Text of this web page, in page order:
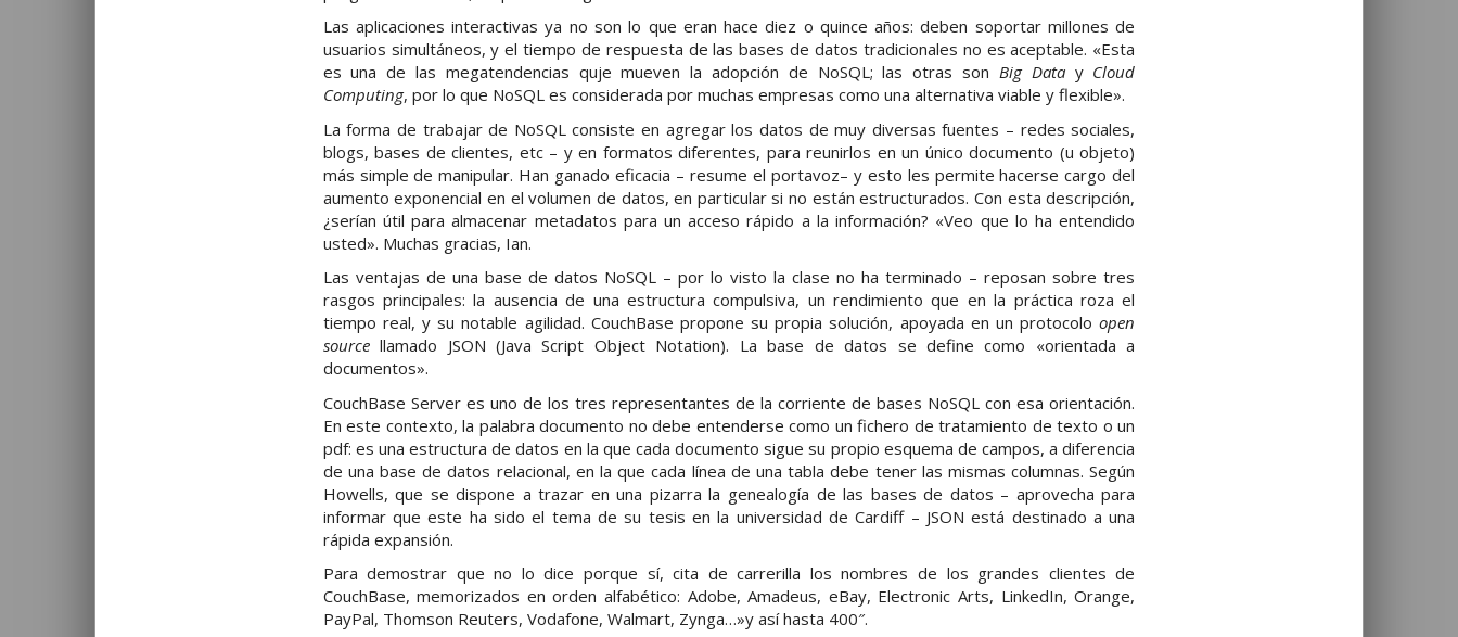
Las aplicaciones interactivas ya no son lo que eran hace diez o quince años: deben soportar millones de
usuarios simultáneos, y el tiempo de respuesta de las bases de datos tradicionales no es aceptable. «Esta
es una de las megatendencias quje mueven la adopción de NoSQL; las otras son Big Datay Cloud
Computing, por lo que NoSQL es considerada por muchas empresas como una alternativa viable y flexible».
La forma de trabajar de NoSQL consiste en agregar los datos de muy diversas fuentes – redes sociales,
blogs, bases de clientes, etc – y en formatos diferentes, para reunirlos en un único documento (u objeto)
más simple de manipular. Han ganado eficacia – resume el portavoz– y esto les permite hacerse cargo del
aumento exponencial en el volumen de datos, en particular si no están estructurados. Con esta descripción,
¿serían útil para almacenar metadatos para un acceso rápido a la información? «Veo que lo ha entendido
usted». Muchas gracias, Ian.
Las ventajas de una base de datos NoSQL – por lo visto la clase no ha terminado – reposan sobre tres
rasgos principales: la ausencia de una estructura compulsiva, un rendimiento que en la práctica roza el
tiempo real, y su notable agilidad. CouchBase propone su propia solución, apoyada en un protocoloopen
sourcellamado JSON (Java Script Object Notation). La base de datos se define como «orientada a
documentos».
CouchBase Server es uno de los tres representantes de la corriente de bases NoSQL con esa orientación.
En este contexto, la palabra documento no debe entenderse como un fichero de tratamiento de texto o un
pdf: es una estructura de datos en la que cada documento sigue su propio esquema de campos, a diferencia
de una base de datos relacional, en la que cada línea de una tabla debe tener las mismas columnas. Según
Howells, que se dispone a trazar en una pizarra la genealogía de las bases de datos – aprovecha para
informar que este ha sido el tema de su tesis en la universidad de Cardiff – JSON está destinado a una
rápida expansión.
Para demostrar que no lo dice porque sí, cita de carrerilla los nombres de los grandes clientes de
CouchBase, memorizados en orden alfabético: Adobe, Amadeus, eBay, Electronic Arts, LinkedIn, Orange,
PayPal, Thomson Reuters, Vodafone, Walmart, Zynga…»y así hasta 400″.